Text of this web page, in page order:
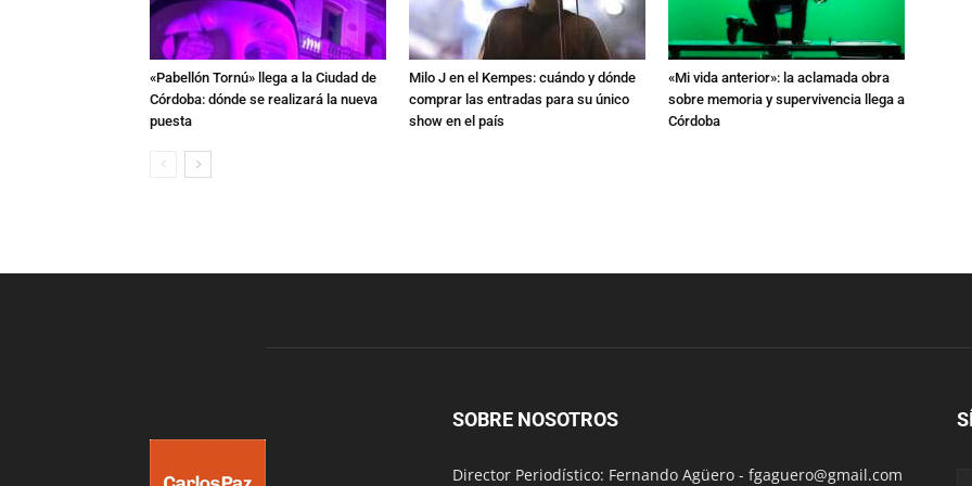
«Pabellón Tornú» llega a la Ciudad de
Córdoba: dónde se realizará la nueva
puesta
Milo J en el Kempes: cuándo y dónde
comprar las entradas para su único
show en el país
«Mi vida anterior»: la aclamada obra
sobre memoria y supervivencia llega a
Córdoba
SOBRE NOSOTROS
Director Periodístico: Fernando Agüero - fgaguero@gmail.com